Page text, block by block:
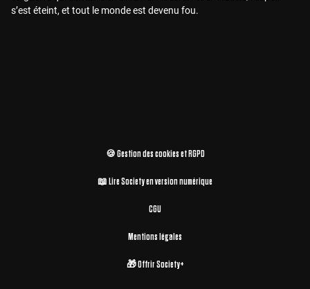
s’est éteint, et tout le monde est devenu fou.
🍪 Gestion des cookies et RGPD
📖 Lire Society en version numérique
CGU
Mentions légales
🎁 Offrir Society+